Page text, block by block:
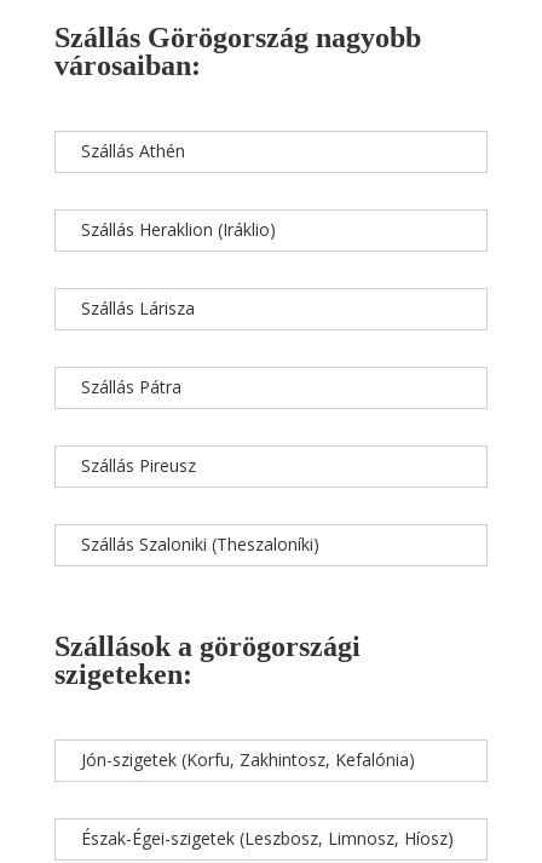
Szállás Görögország nagyobb
városaiban:
Szállás Athén
Szállás Heraklion (Iráklio)
Szállás Lárisza
Szállás Pátra
Szállás Pireusz
Szállás Szaloniki (Theszaloníki)
Szállások a görögországi
szigeteken:
Jón-szigetek (Korfu, Zakhintosz, Kefalónia)
Észak-Égei-szigetek (Leszbosz, Limnosz, Híosz)